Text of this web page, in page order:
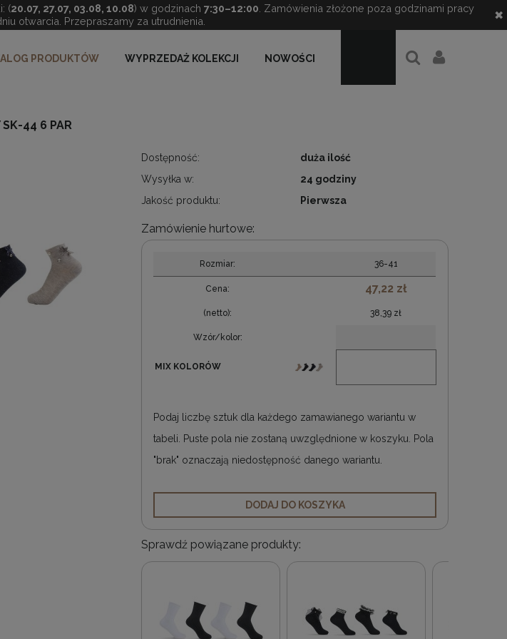
(20.07, 27.07, 03.08, 10.08) w godzinach 7:30–12:00 . Zamówienia złożone poza godzinami pracy
otwarcia. Przepraszamy za utrudnienia.
✖
PRODUKTÓW WYPRZEDAŻ KOLEKCJI NOWOŚCI
SK-44 6 PAR
Dostępność:
duża ilość
Wysyłka w:
24 godziny
Jakość produktu:
Pierwsza
Zamówienie hurtowe:
Rozmiar: 36-41
Cena: 47,22 zł
(netto): 38,39 zł
Wzór/kolor:
MIX KOLORÓW
Podaj liczbę sztuk dla każdego zamawianego wariantu w
tabeli. Puste pola nie zostaną uwzględnione w koszyku. Pola
"brak" oznaczają niedostępność danego wariantu.
DODAJ DO KOSZYKA
Sprawdź powiązane produkty: